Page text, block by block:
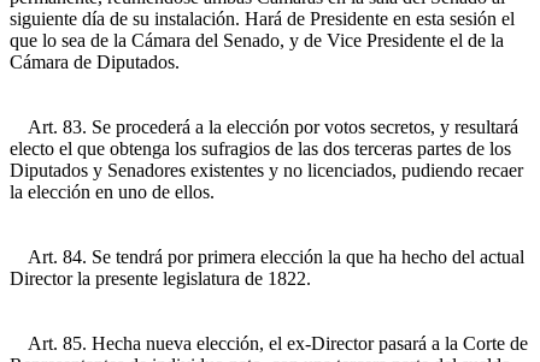
siguiente día de su instalación. Hará de Presidente en esta sesión el
que lo sea de la Cámara del Senado, y de Vice Presidente el de la
Cámara de Diputados.
Art. 83. Se procederá a la elección por votos secretos, y resultará
electo el que obtenga los sufragios de las dos terceras partes de los
Diputados y Senadores existentes y no licenciados, pudiendo recaer
la elección en uno de ellos.
Art. 84. Se tendrá por primera elección la que ha hecho del actual
Director la presente legislatura de 1822.
Art. 85. Hecha nueva elección, el ex-Director pasará a la Corte de